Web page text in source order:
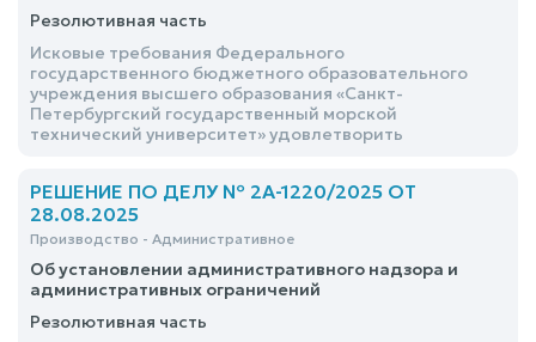
Резолютивная часть
Исковые требования Федерального
государственного бюджетного образовательного
учреждения высшего образования «Санкт-
Петербургский государственный морской
технический университет» удовлетворить
РЕШЕНИЕ ПО ДЕЛУ № 2А-1220/2025 ОТ
28.08.2025
Производство - Административное
Об установлении административного надзора и
административных ограничений
Резолютивная часть